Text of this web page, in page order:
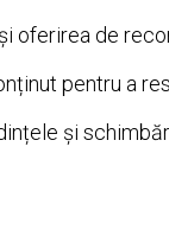
oferirea de
pentru a
și